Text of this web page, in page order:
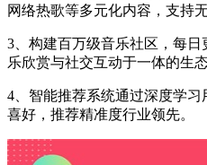
网络热歌等多元化内容，支持
3、构建百万级音乐社区，每
乐欣赏与社交互动于一体的生态
4、智能推荐系统通过深度学
喜好，推荐精准度行业领先。